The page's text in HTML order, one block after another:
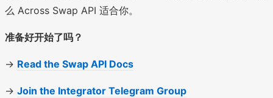
么 Across Swap API 适合你。
准备好开始了吗？
→ Read the Swap API Docs
→ Join the Integrator Telegram Group